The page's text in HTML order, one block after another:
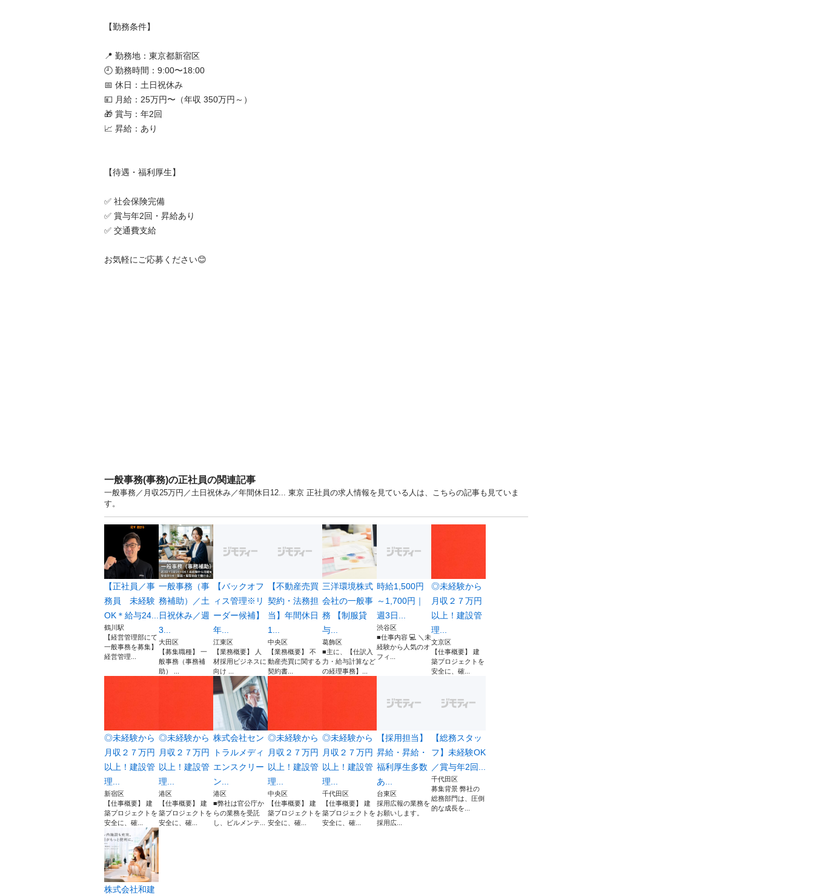
【勤務条件】
📍 勤務地：東京都新宿区
🕘 勤務時間：9:00〜18:00
📅 休日：土日祝休み
💴 月給：25万円〜（年収 350万円～）
🎁 賞与：年2回
📈 昇給：あり
【待遇・福利厚生】
✅ 社会保険完備
✅ 賞与年2回・昇給あり
✅ 交通費支給
お気軽にご応募ください😊
一般事務(事務)の正社員の関連記事
一般事務／月収25万円／土日祝休み／年間休日12... 東京 正社員の求人情報を見ている人は、こちらの記事も見ていま
す。
【正社員／事
務員 未経験
OK＊給与24...
鶴川駅
【経営管理部にて
一般事務を募集】
経営管理...
一般事務（事
務補助）／土
日祝休み／週
3...
大田区
【募集職種】 一
般事務（事務補
助） ...
【バックオフ
ィス管理※リ
ーダー候補】
年...
江東区
【業務概要】 人
材採用ビジネスに
向け ...
【不動産売買
契約・法務担
当】年間休日
1...
中央区
【業務概要】 不
動産売買に関する
契約書...
三洋環境株式
会社の一般事
務 【制服貸
与...
葛飾区
■主に、【仕訳入
力・給与計算など
の経理事務】...
時給1,500円
～1,700円｜
週3日...
渋谷区
■仕事内容 💻 ＼未
経験から人気のオ
フィ...
◎未経験から
月収２７万円
以上！建設管
理...
文京区
【仕事概要】 建
築プロジェクトを
安全に、確...
◎未経験から
月収２７万円
以上！建設管
理...
新宿区
【仕事概要】 建
築プロジェクトを
安全に、確...
◎未経験から
月収２７万円
以上！建設管
理...
港区
【仕事概要】 建
築プロジェクトを
安全に、確...
株式会社セン
トラルメディ
エンスクリー
ン...
港区
■弊社は官公庁か
らの業務を受託
し、ビルメンテ...
◎未経験から
月収２７万円
以上！建設管
理...
中央区
【仕事概要】 建
築プロジェクトを
安全に、確...
◎未経験から
月収２７万円
以上！建設管
理...
千代田区
【仕事概要】 建
築プロジェクトを
安全に、確...
【採用担当】
昇給・昇給・
福利厚生多数
あ...
台東区
採用広報の業務を
お願いします。
採用広...
【総務スタッ
フ】未経験OK
／賞与年2回...
千代田区
募集背景 弊社の
総務部門は、圧倒
的な成長を...
株式会社和建